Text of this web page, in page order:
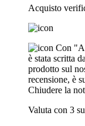
Acquisto
Con
è stata scritta
prodotto sul
recensione, è
Chiudere la
Valuta con 3